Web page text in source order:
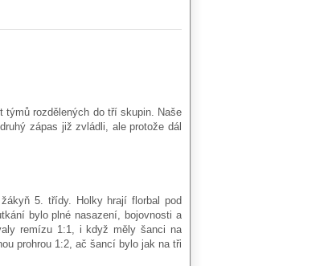
týmů rozdělených do tří skupin. Naše
zápas již zvládli, ale protože dál
5. třídy. Holky hrají florbal pod
bylo plné nasazení, bojovnosti a
remízu 1:1, i když měly šanci na
prohrou 1:2, ač šancí bylo jak na tři